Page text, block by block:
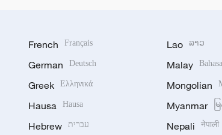
French Français
German Deutsch
Greek Ελληνικά
Hausa Hausa
Hebrew עברית
Lao ລາວ
Malay
Mongolian
Myanmar
Nepali नेपाली